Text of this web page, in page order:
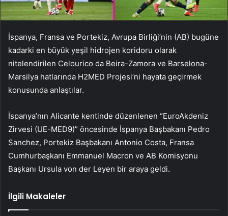
İspanya, Fransa ve Portekiz, Avrupa Birliği’nin (AB) bugüne
kadarki en büyük yeşil hidrojen koridoru olarak
nitelendirilen Celourico da Beira-Zamora ve Barselona-
Marsilya hatlarında H2MED Projesi’ni hayata geçirmek
konusunda anlaştılar.
İspanya’nın Alicante kentinde düzenlenen “EuroAkdeniz
Zirvesi (UE-MED9)” öncesinde İspanya Başbakanı Pedro
Sanchez, Portekiz Başbakanı Antonio Costa, Fransa
Cumhurbaşkanı Emmanuel Macron ve AB Komisyonu
Başkanı Ursula von der Leyen bir araya geldi.
İlgili Makaleler